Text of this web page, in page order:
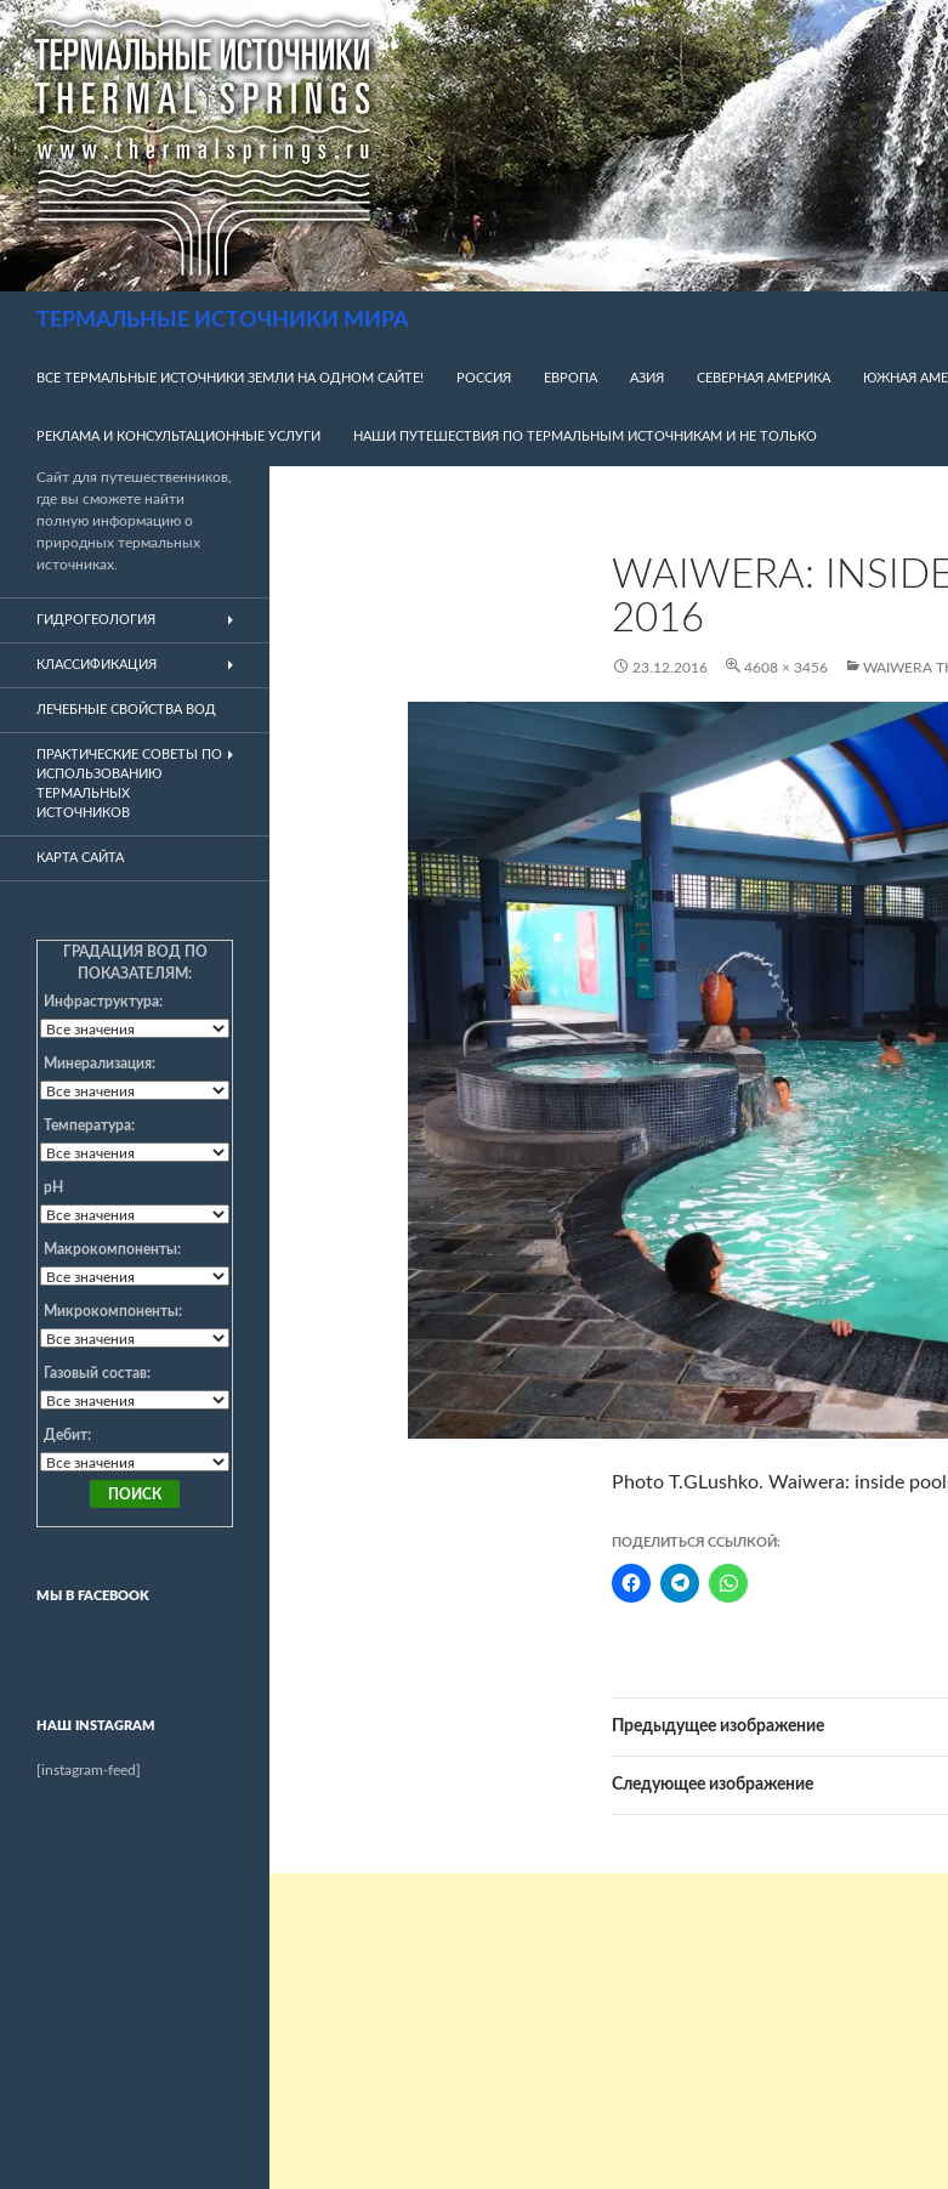
Перейти
к
содержимому
ТЕРМАЛЬНЫЕ ИСТОЧНИКИ МИРА
ВСЕ ТЕРМАЛЬНЫЕ ИСТОЧНИКИ ЗЕМЛИ НА ОДНОМ САЙТЕ! РОССИЯ ЕВРОПА АЗИЯ СЕВЕРНАЯ АМЕРИКА ЮЖНАЯ
РЕКЛАМА И КОНСУЛЬТАЦИОННЫЕ УСЛУГИ НАШИ ПУТЕШЕСТВИЯ ПО ТЕРМАЛЬНЫМ ИСТОЧНИКАМ И НЕ ТОЛЬКО
WAIWERA:
2016
23.12.2016 4608 × 3456 WAIWERA
Photo T.GLushko. Waiwera: inside
ПОДЕЛИТЬСЯ ССЫЛКОЙ:
Предыдущее изображение
Следующее изображение
Сайт для путешественников,
где вы сможете найти
полную информацию о
природных термальных
источниках.
ГИДРОГЕОЛОГИЯ
КЛАССИФИКАЦИЯ
ЛЕЧЕБНЫЕ СВОЙСТВА ВОД
ПРАКТИЧЕСКИЕ СОВЕТЫ ПО
ИСПОЛЬЗОВАНИЮ
ТЕРМАЛЬНЫХ
ИСТОЧНИКОВ
КАРТА САЙТА
ГРАДАЦИЯ ВОД ПО
ПОКАЗАТЕЛЯМ:
Инфраструктура:
Минерализация:
Температура:
pH
Макрокомпоненты:
Микрокомпоненты:
Газовый состав:
Дебит:
МЫ В FACEBOOK
НАШ INSTAGRAM
[instagram-feed]